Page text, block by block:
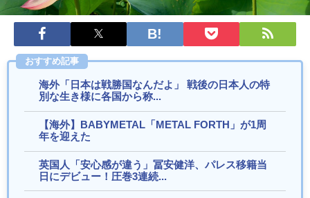
本にある巨大な観音像が話題に（海外の反応）
海外「日本には最高のセブンイレブンがある」（海外の反
海外「日本語を勉強しているときに思い浮かぶことって
何？」（海外の反応）
海外「富士山はとても雄大で、日本の第一印象として素晴ら
しいものでした」富士山を上空から撮影した映...
Powered by livedoor 相互RSS
おすすめ記事
海外「日本は戦勝国なんだよ」 戦後の日本人の特
別な生き様に各国から称...
【海外】BABYMETAL「METAL FORTH」が1周
年を迎えた
英国人「安心感が違う」冨安健洋、パレス移籍当
日にデビュー！圧巻3連続...